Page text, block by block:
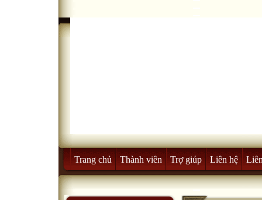
Trang chủ Thành viên Trợ giúp Liên hệ